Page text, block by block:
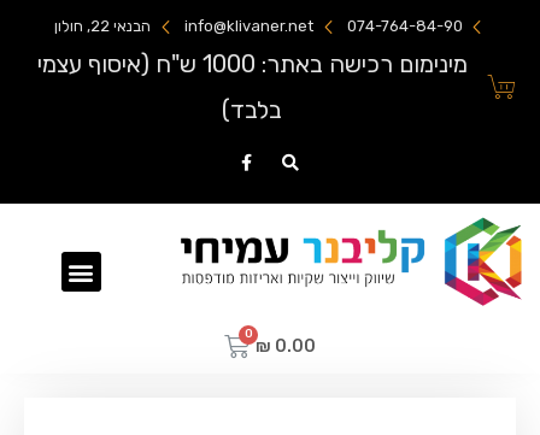
074-764-84-90
info@klivaner.net הבנאי 22, חולון
מינימום רכישה באתר: 1000 ש"ח (איסוף עצמי
בלבד)
₪ 0.00